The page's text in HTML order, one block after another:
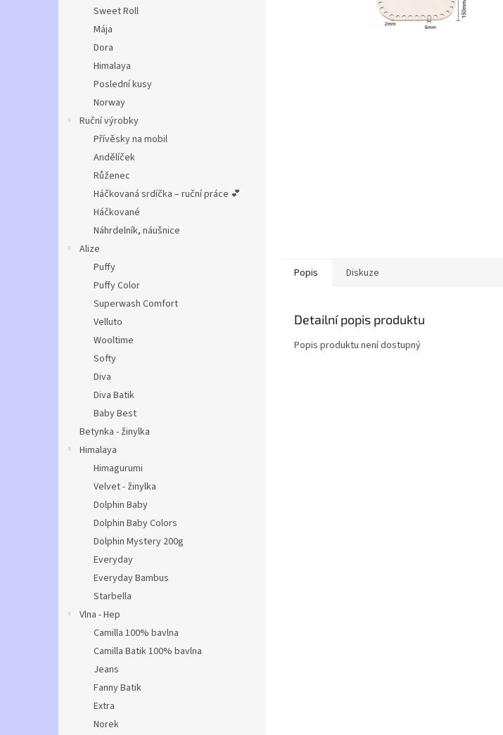
Sweet Roll
Mája
Dora
Himalaya
Poslední kusy
Norway
Ruční výrobky
Přívěsky na mobil
Andělíček
Růženec
Háčkovaná srdíčka – ruční práce 💕
Háčkované
Náhrdelník, náušnice
Alize
Puffy
Puffy Color
Superwash Comfort
Velluto
Wooltime
Softy
Diva
Diva Batik
Baby Best
Betynka - žinylka
Himalaya
Himagurumi
Velvet - žinylka
Dolphin Baby
Dolphin Baby Colors
Dolphin Mystery 200g
Everyday
Everyday Bambus
Starbella
Vlna - Hep
Camilla 100% bavlna
Camilla Batik 100% bavlna
Jeans
Fanny Batik
Extra
Norek
Popis Diskuze
Detailní popis produktu
Popis produktu není dostupný